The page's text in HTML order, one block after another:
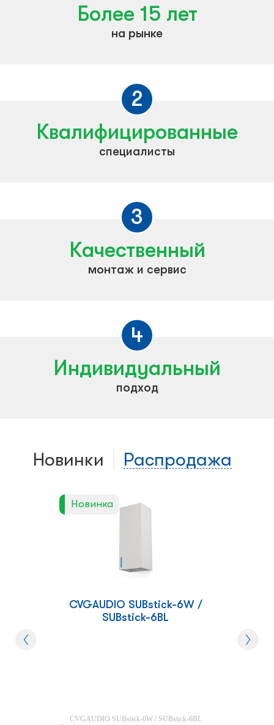
Более 15 лет
на рынке
2
Квалифицированные
специалисты
3
Качественный
монтаж и сервис
4
Индивидуальный
подход
Новинки Распродажа
Новинка
CVGAUDIO SUBstick-6W /
SUBstick-6BL
CVGAUDIO SUBstick-6W / SUBstick-6BL